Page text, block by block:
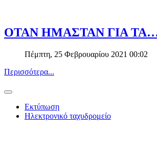
ΟΤΑΝ ΗΜΑΣΤΑΝ ΓΙΑ
Πέμπτη, 25 Φεβρουαρίου 2021 00:02
Περισσότερα...
Εκτύπωση
Ηλεκτρονικό ταχυδρομείο